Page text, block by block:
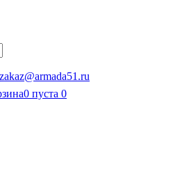
zakaz@armada51.ru
0 пуста 0